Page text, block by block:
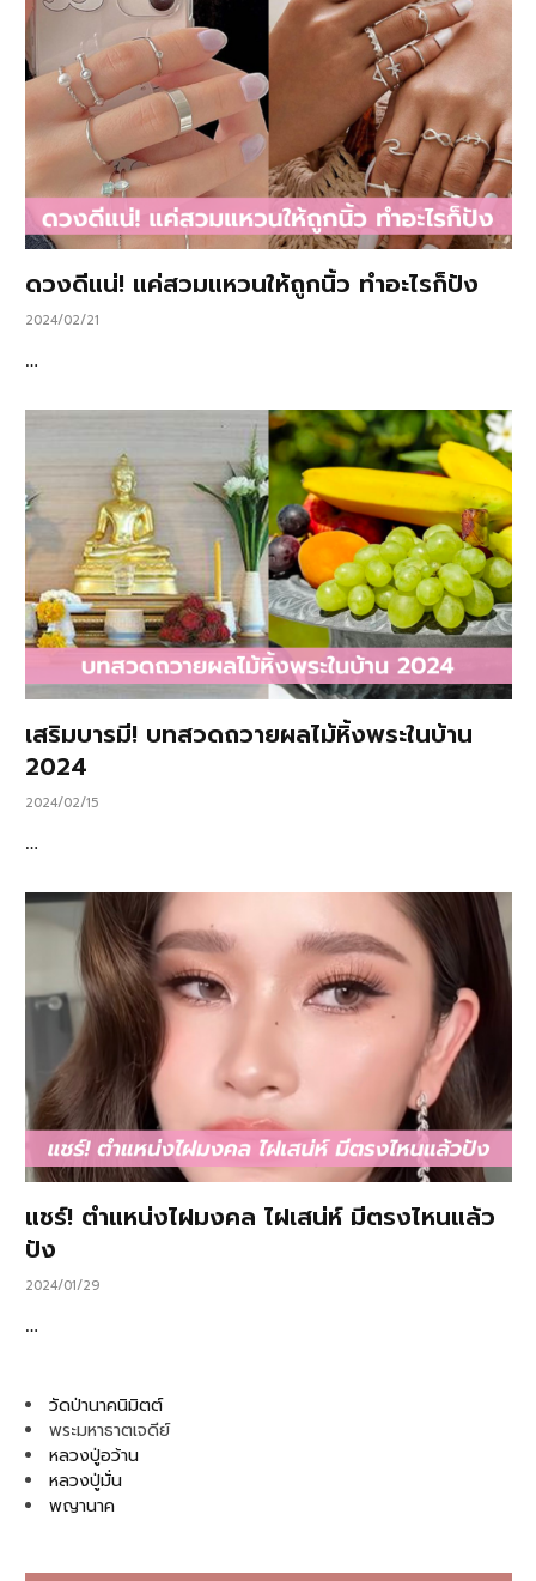
ดวงดีแน่! แค่สวมแหวนให้ถูกนิ้ว ทำอะไรก็ปัง
2024/02/21
…
เสริมบารมี! บทสวดถวายผลไม้หิ้งพระในบ้าน
2024
2024/02/15
…
แชร์! ตำแหน่งไฝมงคล ไฝเสน่ห์ มีตรงไหนแล้ว
ปัง
2024/01/29
…
วัดป่านาคนิมิตต์
พระมหาธาตเจดีย์
หลวงปู่อว้าน
หลวงปู่มั่น
พญานาค